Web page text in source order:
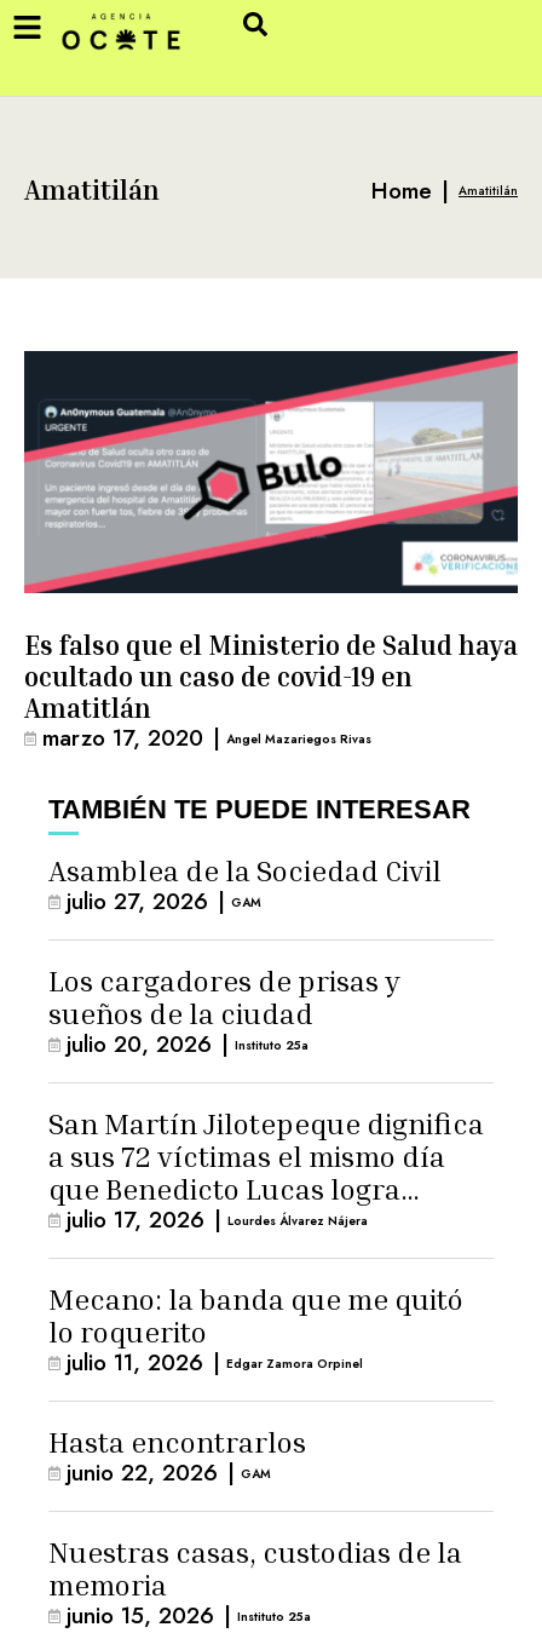
Amatitilán Home | Amatitilán
Es falso que el Ministerio de Salud haya
ocultado un caso de covid-19 en
Amatitlán
marzo 17, 2020 | Angel Mazariegos Rivas
TAMBIÉN TE PUEDE INTERESAR
Asamblea de la Sociedad Civil
julio 27, 2026 | GAM
Los cargadores de prisas y
sueños de la ciudad
julio 20, 2026 | Instituto 25a
San Martín Jilotepeque dignifica
a sus 72 víctimas el mismo día
que Benedicto Lucas logra
arresto domiciliario
julio 17, 2026 | Lourdes Álvarez Nájera
Mecano: la banda que me quitó
lo roquerito
julio 11, 2026 | Edgar Zamora Orpinel
Hasta encontrarlos
junio 22, 2026 | GAM
Nuestras casas, custodias de la
memoria
junio 15, 2026 | Instituto 25a